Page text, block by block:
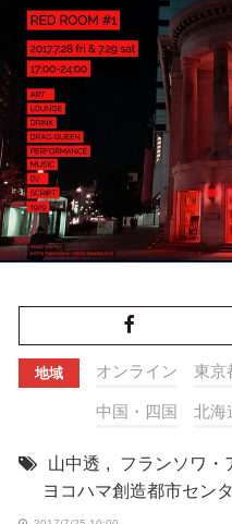
地域 オンライン 東京
中国・四国 北海
山中透 , フランソワ・
ヨコハマ創造都市セン